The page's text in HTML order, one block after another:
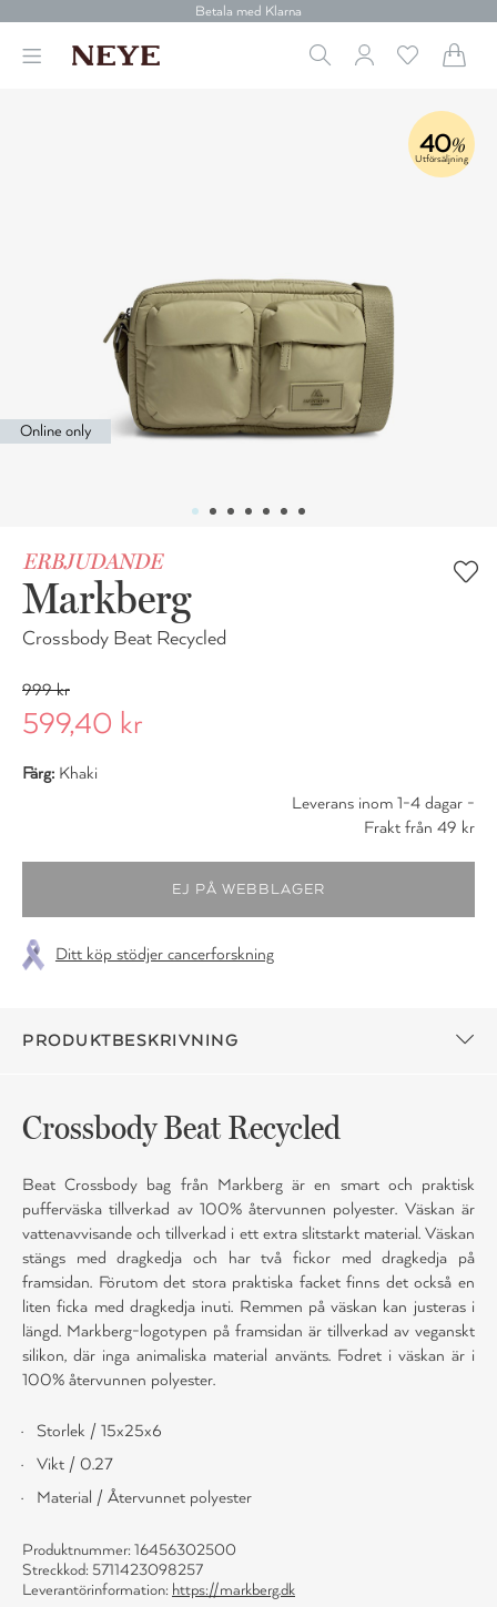
Betala med Klarna
Gratis frakt över 699 kr.
40%
Utförsäljning
Online only
ERBJUDANDE
Markberg
Crossbody Beat Recycled
999 kr
599,40 kr
Färg: Khaki
Leverans inom 1-4 dagar -
Frakt från 49 kr
Ditt köp stödjer cancerforskning
PRODUKTBESKRIVNING
Crossbody Beat Recycled
Beat Crossbody bag från Markberg är en smart och praktisk
pufferväska tillverkad av 100% återvunnen polyester. Väskan är
vattenavvisande och tillverkad i ett extra slitstarkt material. Väskan
stängs med dragkedja och har två fickor med dragkedja på
framsidan. Förutom det stora praktiska facket finns det också en
liten ficka med dragkedja inuti. Remmen på väskan kan justeras i
längd. Markberg-logotypen på framsidan är tillverkad av veganskt
silikon, där inga animaliska material använts. Fodret i väskan är i
100% återvunnen polyester.
Storlek / 15x25x6
Vikt / 0.27
Material / Återvunnet polyester
Produktnummer: 16456302500
Streckkod: 5711423098257
Leverantörinformation: https://markberg.dk